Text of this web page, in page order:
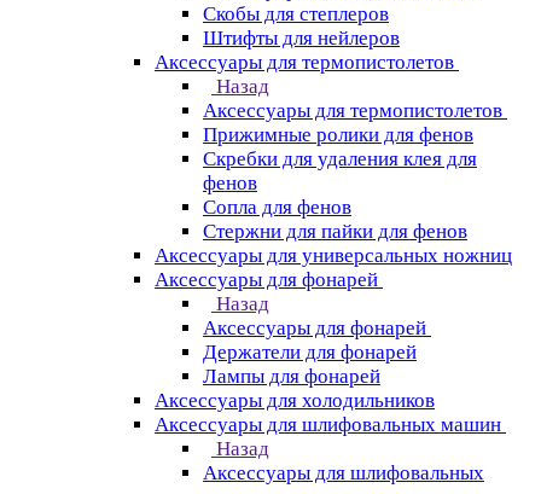
Скобы для степлеров
Штифты для нейлеров
Аксессуары для термопистолетов
Назад
Аксессуары для термопистолетов
Прижимные ролики для фенов
Скребки для удаления клея для
фенов
Сопла для фенов
Стержни для пайки для фенов
Аксессуары для универсальных ножниц
Аксессуары для фонарей
Назад
Аксессуары для фонарей
Держатели для фонарей
Лампы для фонарей
Аксессуары для холодильников
Аксессуары для шлифовальных машин
Назад
Аксессуары для шлифовальных